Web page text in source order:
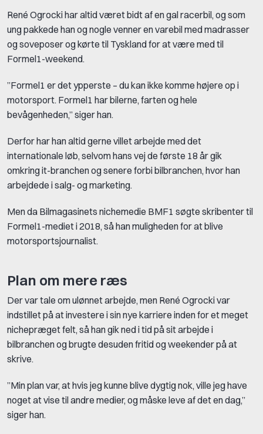
René Ogrocki har altid været bidt af en gal racerbil, og som
ung pakkede han og nogle venner en varebil med madrasser
og soveposer og kørte til Tyskland for at være med til
Formel1-weekend.
”Formel1 er det ypperste – du kan ikke komme højere op i
motorsport. Formel1 har bilerne, farten og hele
bevågenheden,” siger han.
Derfor har han altid gerne villet arbejde med det
internationale løb, selvom hans vej de første 18 år gik
omkring it-branchen og senere forbi bilbranchen, hvor han
arbejdede i salg- og marketing.
Men da Bilmagasinets nichemedie BMF1 søgte skribenter til
Formel1-mediet i 2018, så han muligheden for at blive
motorsportsjournalist.
Plan om mere ræs
Der var tale om ulønnet arbejde, men René Ogrocki var
indstillet på at investere i sin nye karriere inden for et meget
nichepræget felt, så han gik ned i tid på sit arbejde i
bilbranchen og brugte desuden fritid og weekender på at
skrive.
”Min plan var, at hvis jeg kunne blive dygtig nok, ville jeg have
noget at vise til andre medier, og måske leve af det en dag,”
siger han.